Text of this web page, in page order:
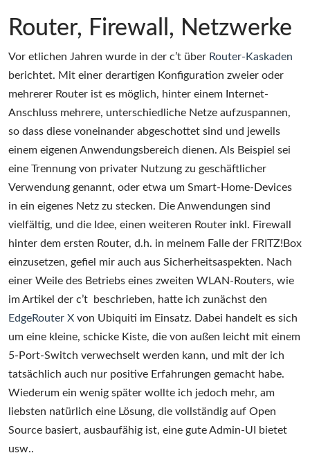
Router, Firewall, Netzwerke
Vor etlichen Jahren wurde in der c’t über Router-Kaskaden
berichtet. Mit einer derartigen Konfiguration zweier oder
mehrerer Router ist es möglich, hinter einem Internet-
Anschluss mehrere, unterschiedliche Netze aufzuspannen,
so dass diese voneinander abgeschottet sind und jeweils
einem eigenen Anwendungsbereich dienen. Als Beispiel sei
eine Trennung von privater Nutzung zu geschäftlicher
Verwendung genannt, oder etwa um Smart-Home-Devices
in ein eigenes Netz zu stecken. Die Anwendungen sind
vielfältig, und die Idee, einen weiteren Router inkl. Firewall
hinter dem ersten Router, d.h. in meinem Falle der FRITZ!Box
einzusetzen, gefiel mir auch aus Sicherheitsaspekten. Nach
einer Weile des Betriebs eines zweiten WLAN-Routers, wie
im Artikel der c’t beschrieben, hatte ich zunächst den
EdgeRouter X von Ubiquiti im Einsatz. Dabei handelt es sich
um eine kleine, schicke Kiste, die von außen leicht mit einem
5-Port-Switch verwechselt werden kann, und mit der ich
tatsächlich auch nur positive Erfahrungen gemacht habe.
Wiederum ein wenig später wollte ich jedoch mehr, am
liebsten natürlich eine Lösung, die vollständig auf Open
Source basiert, ausbaufähig ist, eine gute Admin-UI bietet
usw..